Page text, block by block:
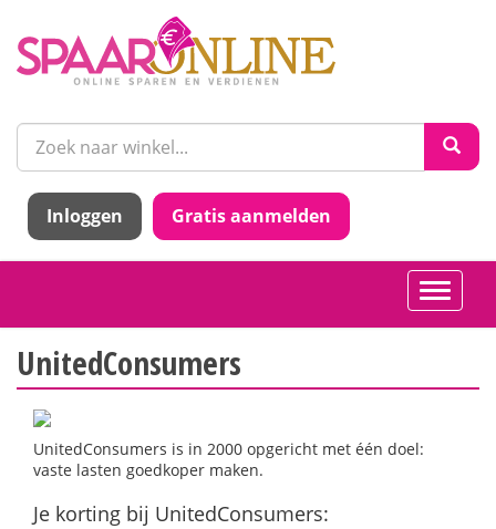
Inloggen Gratis aanmelden
Toggle
UnitedConsumers
UnitedConsumers is in 2000 opgericht met één doel:
vaste lasten goedkoper maken.
Je korting bij UnitedConsumers: